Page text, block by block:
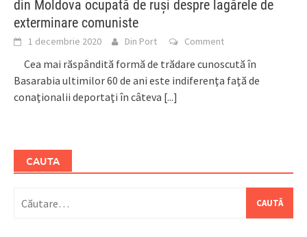
din Moldova ocupată de ruşi despre lagărele de
exterminare comuniste
1 decembrie 2020 Din Port Comment
Cea mai răspândită formă de trădare cunoscută în
Basarabia ultimilor 60 de ani este indiferenţa faţă de
conaţionalii deportaţi în câteva [...]
CAUTA
după: